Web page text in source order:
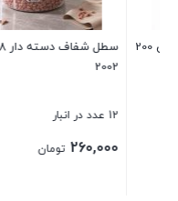
دسته دار 8 لیتری لیوان کوتاه خارجی DELI
3 عدد در انبار
1,000,000 تومان